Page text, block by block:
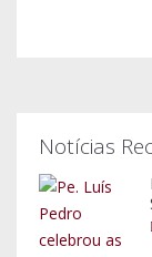
Notícias